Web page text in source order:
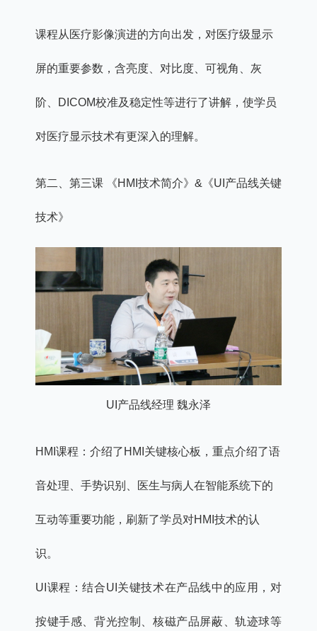
课程从医疗影像演进的方向出发，对医疗级显示
屏的重要参数，含亮度、对比度、可视角、灰
阶、DICOM校准及稳定性等进行了讲解，使学员
对医疗显示技术有更深入的理解。
第二、第三课 《HMI技术简介》&《UI产品线关键
技术》
UI产品线经理 魏永泽
HMI课程：介绍了HMI关键核心板，重点介绍了语
音处理、手势识别、医生与病人在智能系统下的
互动等重要功能，刷新了学员对HMI技术的认
识。
UI课程：结合UI关键技术在产品线中的应用，对
按键手感、背光控制、核磁产品屏蔽、轨迹球等